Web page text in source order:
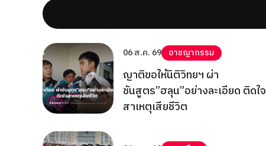
06 ส.ค. 69 อาชญากรรม
ญาติขอให้นิติวิทยฯ ผ่า
ชันสูตร”ฮลุน”อย่างละเอียด ติดใจ
สาเหตุเสียชีวิต